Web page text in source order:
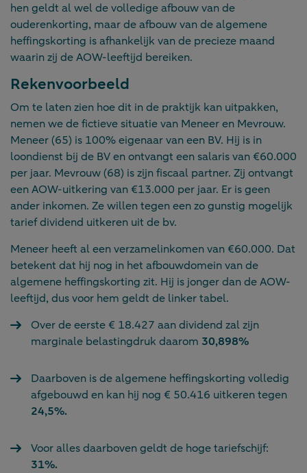
hen geldt al wel de volledige afbouw van de
ouderenkorting, maar de afbouw van de algemene
heffingskorting is afhankelijk van de precieze maand
waarin zij de AOW-leeftijd bereiken.
Rekenvoorbeeld
Om te laten zien hoe dit in de praktijk kan uitpakken,
nemen we de fictieve situatie van Meneer en Mevrouw.
Meneer (65) is 100% eigenaar van een BV. Hij is in
loondienst bij de BV en ontvangt een salaris van €60.000
per jaar. Mevrouw (68) is zijn fiscaal partner. Zij ontvangt
een AOW-uitkering van €13.000 per jaar. Er is geen
ander inkomen. Ze willen tegen een zo gunstig mogelijk
tarief dividend uitkeren uit de bv.
Meneer heeft al een verzamelinkomen van €60.000. Dat
betekent dat hij nog in het afbouwdomein van de
algemene heffingskorting zit. Hij is jonger dan de AOW-
leeftijd, dus voor hem geldt de linker tabel.
Over de eerste € 18.427 aan dividend zal zijn
marginale belastingdruk daarom 30,898%
Daarboven is de algemene heffingskorting volledig
afgebouwd en kan hij nog € 50.416 uitkeren tegen
24,5%.
Voor alles daarboven geldt de hoge tariefschijf:
31%.